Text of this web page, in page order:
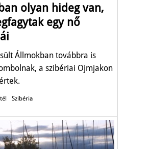
olyan hideg van,
egy nő
Állmokban továbbra is
a szibériai Ojmjakon
tél Szibéria